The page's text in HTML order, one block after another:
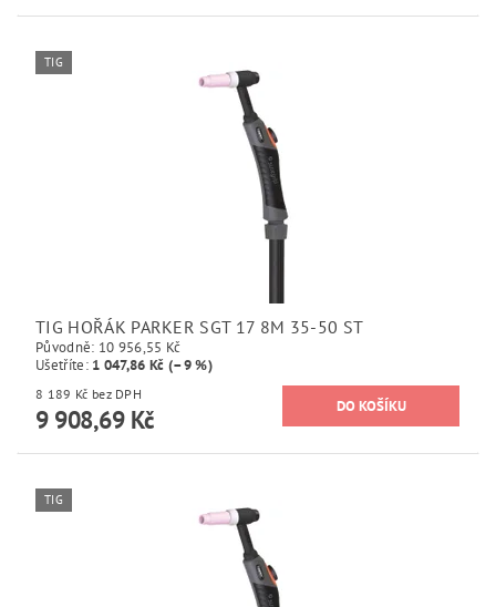
TIG
TIG HOŘÁK PARKER SGT 17 8M 35-50 ST
Původně: 10 956,55 Kč
Ušetříte: 1 047,86 Kč (–9 %)
8 189 Kč bez DPH
9 908,69 Kč
TIG